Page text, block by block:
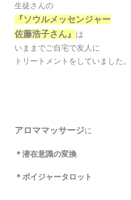
生徒さんの
『ソウルメッセンジャー
佐藤浩子さん』
は
いままでご自宅で友人に
トリートメントをしていました。
アロママッサージに
＊潜在意識の変換
＊ボイジャータロット